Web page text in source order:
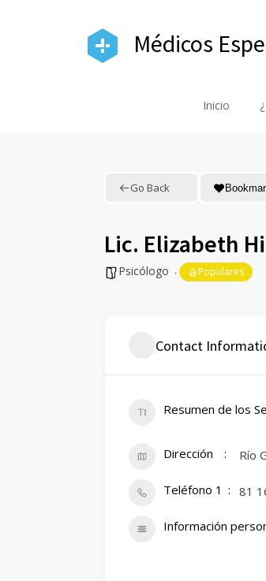
Médicos
Inicio
Go Back
Lic. Elizabeth
Psicólogo Populares
Contact
Resumen de los
Dirección
Río
Teléfono 1 81
Información